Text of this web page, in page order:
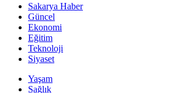
Sakarya Haber
Güncel
Ekonomi
Eğitim
Teknoloji
Siyaset
Yaşam
Sağlık